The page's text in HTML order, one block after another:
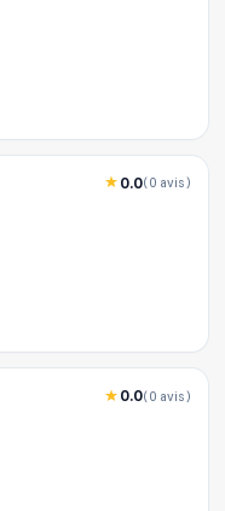
0.0(0 avis)
0.0(0 avis)